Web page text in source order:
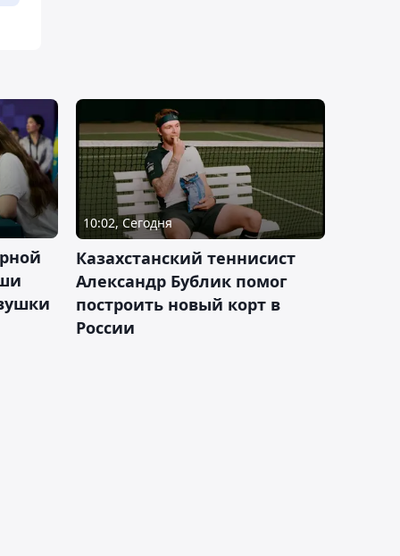
10:02, Сегодня
Казахстанский теннисист
Александр Бублик помог
построить новый корт в
России